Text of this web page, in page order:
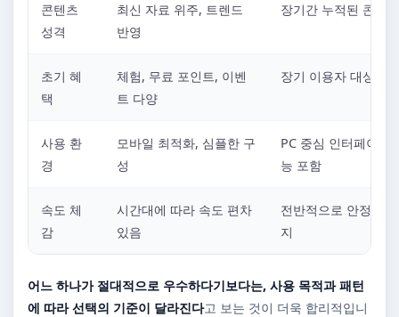
콘텐츠
성격
최신 자료 위주, 트렌드
반영
장기간 누적된 콘텐
초기 혜
택
체험, 무료 포인트, 이벤
트 다양
장기 이용자 대상 혜
사용 환
경
모바일 최적화, 심플한 구
성
PC 중심 인터페이스,
능 포함
속도 체
감
시간대에 따라 속도 편차
있음
전반적으로 안정적
지
어느 하나가 절대적으로 우수하다기보다는, 사용 목적과 패턴
에 따라 선택의 기준이 달라진다고 보는 것이 더욱 합리적입니